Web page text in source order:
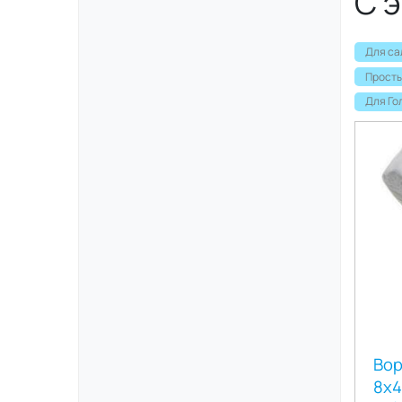
Для
Для